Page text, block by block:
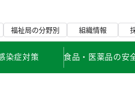
福祉局の分野別 組織情報
染症対策 食品・医薬品の安